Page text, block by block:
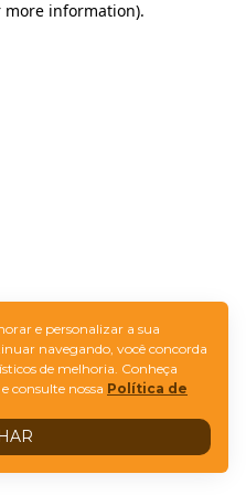
more information).
e personalizar a sua
navegando, você concorda
de melhoria. Conheça
e consulte nossa Política de